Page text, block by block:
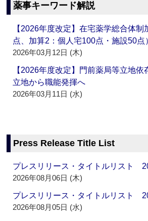
薬事キーワード解説
【2026年度改定】在宅薬学総合体
点、加算2：個人宅100点・施設50
2026年03月12日 (木)
【2026年度改定】門前薬局等立地
立地から職能発揮へ
2026年03月11日 (水)
Press Release Title List
プレスリリース・タイトルリスト
2026年08月06日 (木)
プレスリリース・タイトルリスト
2026年08月05日 (水)